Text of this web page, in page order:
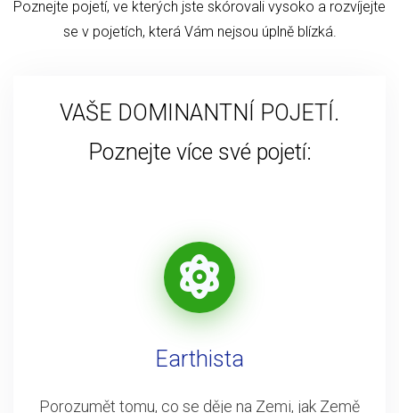
Poznejte pojetí, ve kterých jste skórovali vysoko a rozvíjejte
se v pojetích, která Vám nejsou úplně blízká.
VAŠE DOMINANTNÍ POJETÍ.
Poznejte více své pojetí:
Earthista
Porozumět tomu, co se děje na Zemi, jak Země